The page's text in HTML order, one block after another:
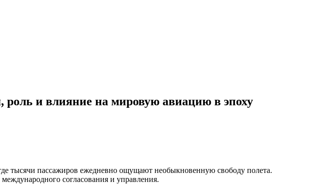
роль и влияние на мировую авиацию в эпоху
тысячи пассажиров ежедневно ощущают необыкновенную свободу полета.
согласования и управления.